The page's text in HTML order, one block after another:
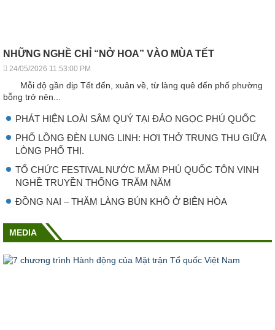
NHỮNG NGHỀ CHỈ “NỞ HOA” VÀO MÙA TẾT
24/05/2026 11:53:00 PM
Mỗi độ gần dịp Tết đến, xuân về, từ làng quê đến phố phường
bỗng trở nên...
PHÁT HIỆN LOÀI SÂM QUÝ TẠI ĐẢO NGỌC PHÚ QUỐC
PHỐ LỒNG ĐÈN LUNG LINH: HƠI THỞ TRUNG THU GIỮA
LÒNG PHỐ THỊ.
TỔ CHỨC FESTIVAL NƯỚC MẮM PHÚ QUỐC TÔN VINH
NGHỀ TRUYỀN THỐNG TRĂM NĂM
ĐỒNG NAI – THĂM LÀNG BÚN KHÔ Ở BIÊN HÒA
MEDIA